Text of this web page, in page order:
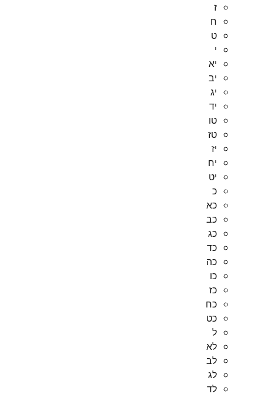
ז
ח
ט
י
יא
יב
יג
יד
טו
טז
יז
יח
יט
כ
כא
כב
כג
כד
כה
כו
כז
כח
כט
ל
לא
לב
לג
לד